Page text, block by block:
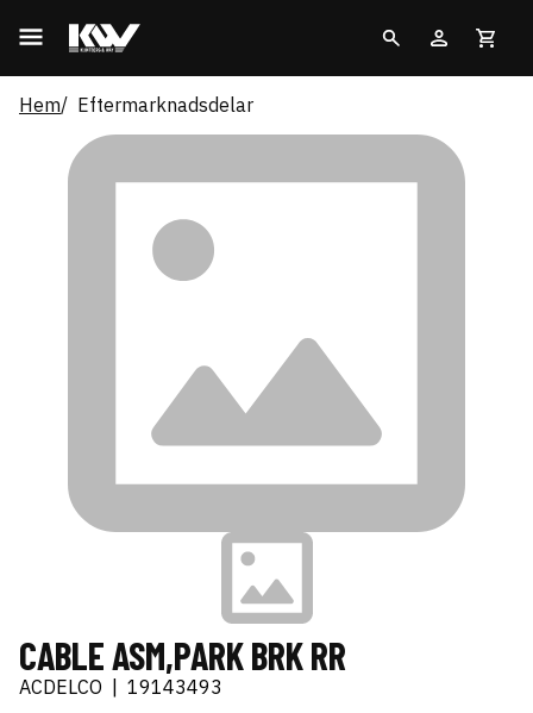
Hem Eftermarknadsdelar
CABLE ASM,PARK BRK RR
ACDELCO 19143493